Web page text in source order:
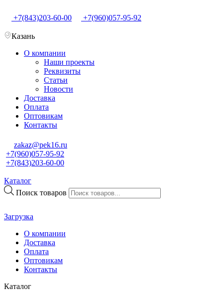
+7(843)203-60-00 +7(960)057-95-92
Казань
О компании
Наши проекты
Реквизиты
Статьи
Новости
Доставка
Оплата
Оптовикам
Контакты
zakaz@pek16.ru
+7(960)057-95-92
+7(843)203-60-00
Каталог
Поиск товаров
Загрузка
О компании
Доставка
Оплата
Оптовикам
Контакты
Каталог